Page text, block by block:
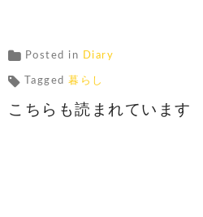
Posted in Diary
Tagged 暮らし
こちらも読まれています